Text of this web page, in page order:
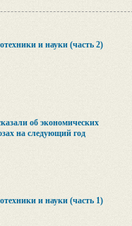
и науки (часть 2)
об экономических
на следующий год
и науки (часть 1)